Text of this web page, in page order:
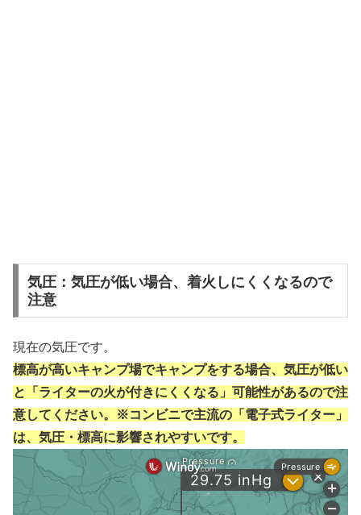
気圧：気圧が低い場合、着火しにくくなるので
注意
現在の気圧です。
標高が高いキャンプ場でキャンプをする場合、気圧が低い
と「ライターの火が付きにくくなる」可能性があるので注
意してください。※コンビニで主流の「電子式ライター」
は、気圧・標高に影響されやすいです。